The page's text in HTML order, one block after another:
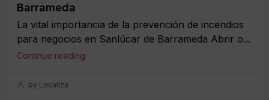
Barrameda
La vital importancia de la prevención de incendios
para negocios en Sanlúcar de Barrameda Abrir o...
Continue reading
by Localiza